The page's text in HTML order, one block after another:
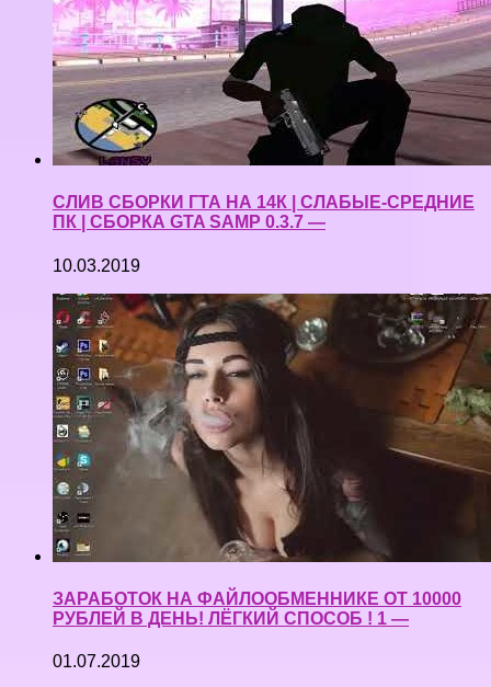
СЛИВ СБОРКИ ГТА НА 14К | СЛАБЫЕ-СРЕДНИЕ
ПК | СБОРКА GTA SAMP 0.3.7 —
10.03.2019
ЗАРАБОТОК НА ФАЙЛООБМЕННИКЕ ОТ 10000
РУБЛЕЙ В ДЕНЬ! ЛЁГКИЙ СПОСОБ ! 1 —
01.07.2019